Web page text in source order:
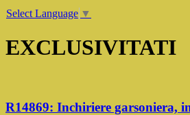
Select Language ▼
EXCLUSIVITATI
R14869: Inchiriere garsoniera,